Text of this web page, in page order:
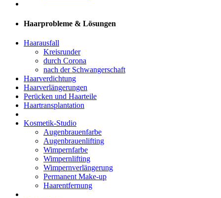
Haarprobleme & Lösungen
Haarausfall
Kreisrunder
durch Corona
nach der Schwangerschaft
Haarverdichtung
Haarverlängerungen
Perücken und Haarteile
Haartransplantation
Kosmetik-Studio
Augenbrauenfarbe
Augenbrauenlifting
Wimpernfarbe
Wimpernlifting
Wimpernverlängerung
Permanent Make-up
Haarentfernung